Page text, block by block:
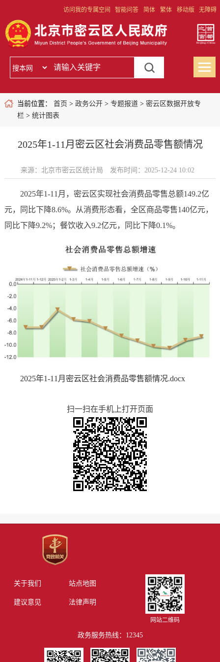
访问我的专属空间 智能问答 简体 繁体 移动版 无障碍
当前位置： 首页 > 政务公开> 专题报道> 密云区数据开放专
栏 > 统计图表
2025年1-11月密云区社会消费品零售额情况
来源：北京市密云区统计局 发布时间：2025-12-24 10:02
2025年1-11月，密云区实现社会消费品零售总额149.2亿
元，同比下降8.6%。从消费形态看，全区商品零售140亿元，
同比下降9.2%；餐饮收入9.2亿元，同比下降0.1%。
2025年1-11月密云区社会消费品零售额情况.docx
扫一扫在手机上打开页面
关于我们 站点地图
建议意见 法律声明
网站二维码
政务服务热线：12345